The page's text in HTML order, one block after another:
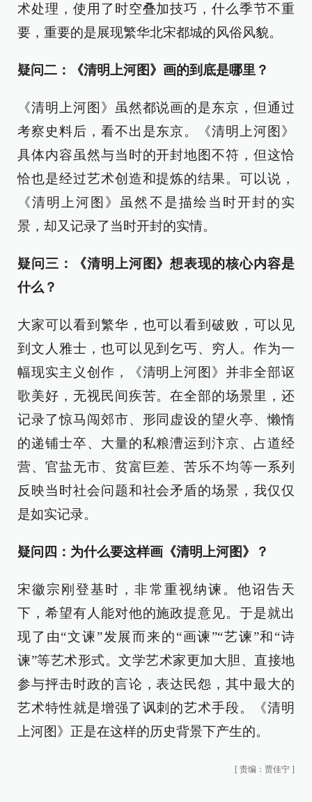
术处理，使用了时空叠加技巧，什么季节不重
要，重要的是展现繁华北宋都城的风俗风貌。
疑问二：《清明上河图》画的到底是哪里？
《清明上河图》虽然都说画的是东京，但通过
考察史料后，看不出是东京。《清明上河图》
具体内容虽然与当时的开封地图不符，但这恰
恰也是经过艺术创造和提炼的结果。可以说，
《清明上河图》虽然不是描绘当时开封的实
景，却又记录了当时开封的实情。
疑问三：《清明上河图》想表现的核心内容是
什么？
大家可以看到繁华，也可以看到破败，可以见
到文人雅士，也可以见到乞丐、穷人。作为一
幅现实主义创作，《清明上河图》并非全部讴
歌美好，无视民间疾苦。在全部的场景里，还
记录了惊马闯郊市、形同虚设的望火亭、懒惰
的递铺士卒、大量的私粮漕运到汴京、占道经
营、官盐无市、贫富巨差、苦乐不均等一系列
反映当时社会问题和社会矛盾的场景，我仅仅
是如实记录。
疑问四：为什么要这样画《清明上河图》？
宋徽宗刚登基时，非常重视纳谏。他诏告天
下，希望有人能对他的施政提意见。于是就出
现了由“文谏”发展而来的“画谏”“艺谏”和“诗
谏”等艺术形式。文学艺术家更加大胆、直接地
参与抨击时政的言论，表达民怨，其中最大的
艺术特性就是增强了讽刺的艺术手段。《清明
上河图》正是在这样的历史背景下产生的。
[ 责编：贾佳宁 ]